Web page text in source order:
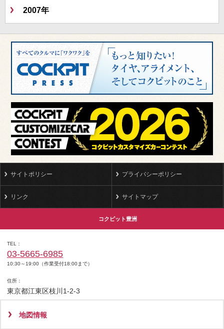
2007年
サイトポリシー プライバシーポリシー
リンク サイトマップ
コクピット豊洲
TEL
03-5665-6985
10:30～19:00（作業受付18:00まで）
住所
東京都江東区枝川1-2-3
地図情報